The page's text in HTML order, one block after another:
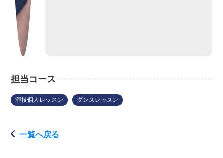
担当コース
演技個人レッスン ダンスレッスン
一覧へ戻る